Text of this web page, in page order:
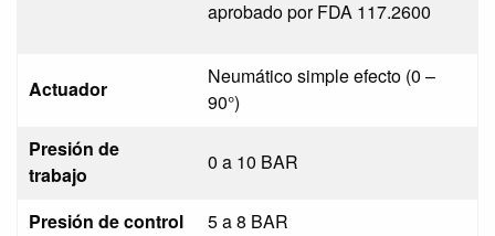
aprobado por FDA 117.2600
Actuador
Neumático simple efecto (0 –
90°)
Presión de
trabajo
0 a 10 BAR
Presión de control
5 a 8 BAR